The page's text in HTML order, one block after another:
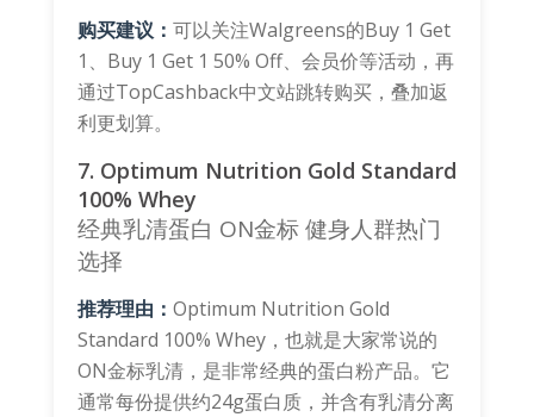
购买建议： 可以关注Walgreens的Buy 1 Get
1、Buy 1 Get 1 50% Off、会员价等活动，再
通过TopCashback中文站跳转购买，叠加返
利更划算。
7. Optimum Nutrition Gold Standard
100% Whey
经典乳清蛋白 ON金标健身人群热门
选择
推荐理由： Optimum Nutrition Gold
Standard 100% Whey，也就是大家常说的
ON金标乳清，是非常经典的蛋白粉产品。它
通常每份提供约24g蛋白质，并含有乳清分离